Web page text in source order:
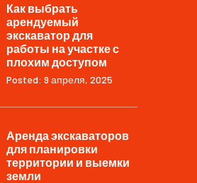
Как выбрать
арендуемый
экскаватор для
работы на участке с
плохим доступом
Posted: 9 апреля, 2025
Аренда экскаваторов
для планировки
территории и выемки
земли